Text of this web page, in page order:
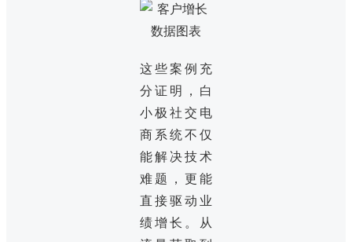
这些案例充
分证明，白
小极社交电
商系统不仅
能解决技术
难题，更能
直接驱动业
绩增长。从